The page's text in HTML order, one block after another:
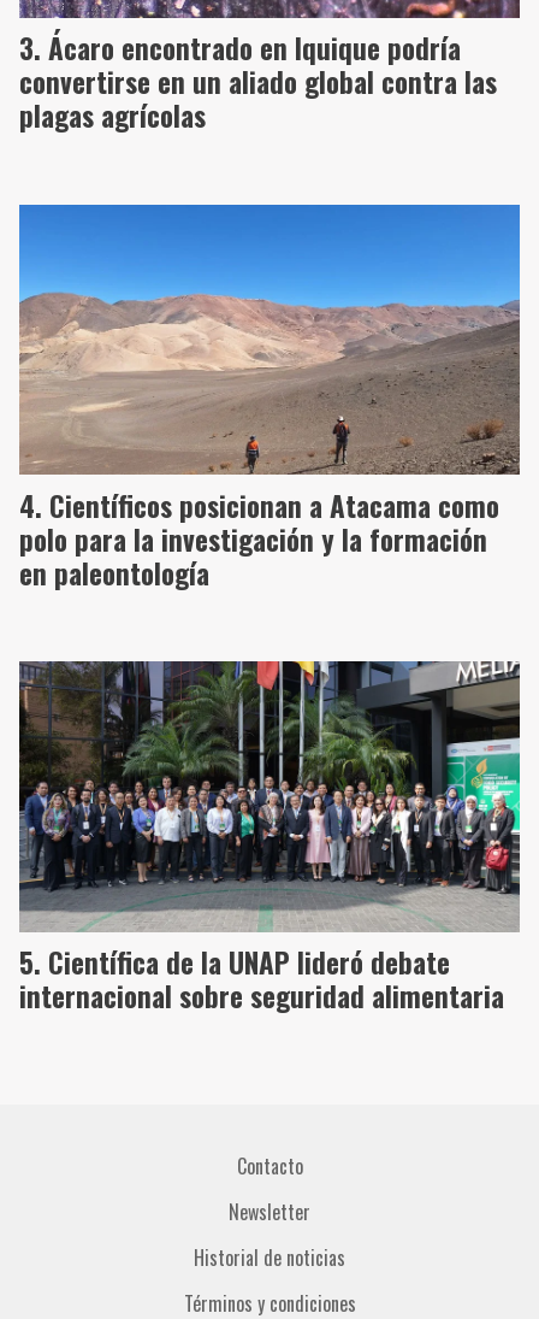
Ácaro encontrado en Iquique podría
convertirse en un aliado global contra las
plagas agrícolas
Científicos posicionan a Atacama como
polo para la investigación y la formación
en paleontología
Científica de la UNAP lideró debate
internacional sobre seguridad alimentaria
Contacto
Newsletter
Historial de noticias
Términos y condiciones